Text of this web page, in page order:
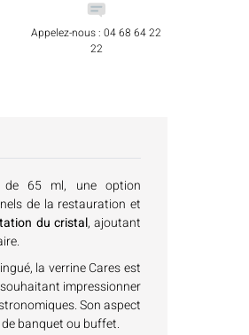
Appelez-nous : 04 68 64 22
22
de 65 ml, une option
de la restauration et
du cristal, ajoutant
la verrine Cares est
impressionner
Son aspect
banquet ou buffet.